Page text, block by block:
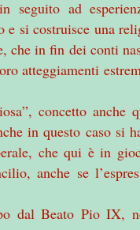
seguito ad
e si costruisce una
che in fin dei conti
atteggiamenti
concetto anche
in questo caso si
che qui è in
anche se
dal Beato Pio IX,